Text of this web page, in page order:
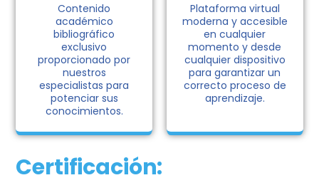
Contenido
académico
bibliográfico
exclusivo
proporcionado por
nuestros
especialistas para
potenciar sus
conocimientos.
Plataforma virtual
moderna y accesible
en cualquier
momento y desde
cualquier dispositivo
para garantizar un
correcto proceso de
aprendizaje.
Certificación: